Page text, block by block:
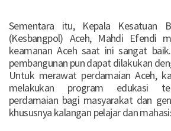
Sementara itu, Kepala Kesatuan
(Kesbangpol) Aceh, Mahdi Efendi
keamanan Aceh saat ini sangat
pembangunan pun dapat dilakukan
Untuk merawat perdamaian Aceh,
melakukan program edukasi
perdamaian bagi masyarakat dan
khususnya kalangan pelajar dan